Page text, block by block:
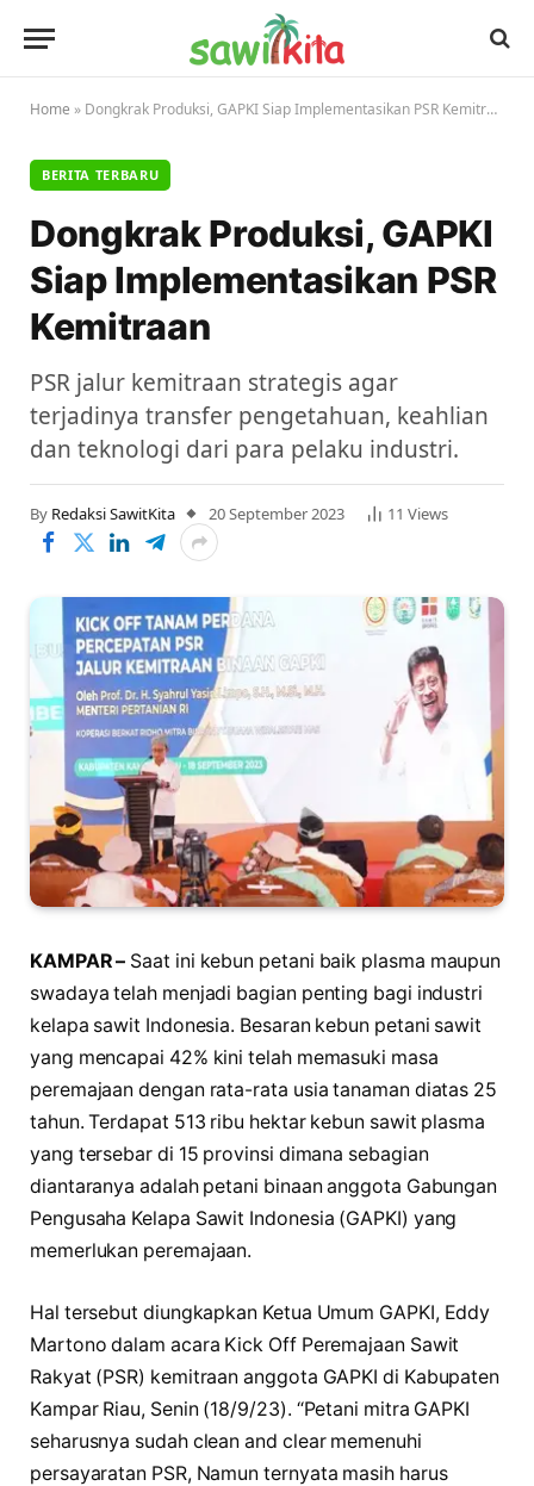
Home » Dongkrak Produksi, GAPKI Siap Implementasikan PSR Kemitraan
BERITA TERBARU
Dongkrak Produksi, GAPKI
Siap Implementasikan PSR
Kemitraan
PSR jalur kemitraan strategis agar
terjadinya transfer pengetahuan, keahlian
dan teknologi dari para pelaku industri.
By Redaksi SawitKita 20 September 2023 11 Views
KAMPAR – Saat ini kebun petani baik plasma maupun
swadaya telah menjadi bagian penting bagi industri
kelapa sawit Indonesia. Besaran kebun petani sawit
yang mencapai 42% kini telah memasuki masa
peremajaan dengan rata-rata usia tanaman diatas 25
tahun. Terdapat 513 ribu hektar kebun sawit plasma
yang tersebar di 15 provinsi dimana sebagian
diantaranya adalah petani binaan anggota Gabungan
Pengusaha Kelapa Sawit Indonesia (GAPKI) yang
memerlukan peremajaan.
Hal tersebut diungkapkan Ketua Umum GAPKI, Eddy
Martono dalam acara Kick Off Peremajaan Sawit
Rakyat (PSR) kemitraan anggota GAPKI di Kabupaten
Kampar Riau, Senin (18/9/23). “Petani mitra GAPKI
seharusnya sudah clean and clear memenuhi
persayaratan PSR, Namun ternyata masih harus